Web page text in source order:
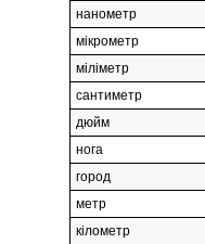
нанометр
мікрометр
міліметр
сантиметр
дюйм
нога
город
метр
кілометр